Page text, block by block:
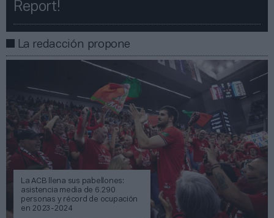
Report!​​
La redacción propone
La ACB llena sus pabellones:
asistencia media de 6.290
personas y récord de ocupación
en 2023-2024